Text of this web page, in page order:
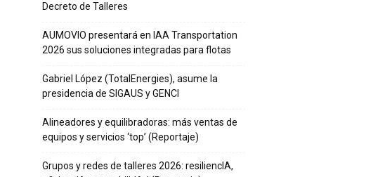
Decreto de Talleres
AUMOVIO presentará en IAA Transportation
2026 sus soluciones integradas para flotas
Gabriel López (TotalEnergies), asume la
presidencia de SIGAUS y GENCI
Alineadores y equilibradoras: más ventas de
equipos y servicios ‘top’ (Reportaje)
Grupos y redes de talleres 2026: resiliencIA,